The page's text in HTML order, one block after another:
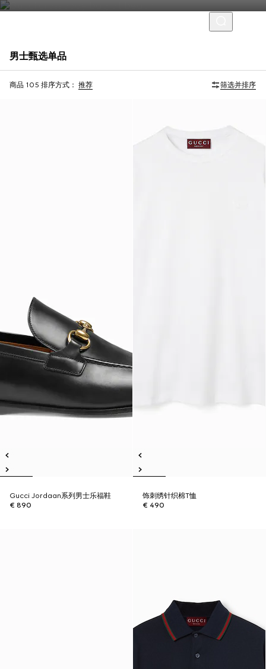
男士甄选单品
商品 105 排序方式： 推荐 筛选并排序
Virtual Try-On
Gucci Jordaan系列男士乐福鞋
€ 890
饰刺绣针织棉T恤
€ 490